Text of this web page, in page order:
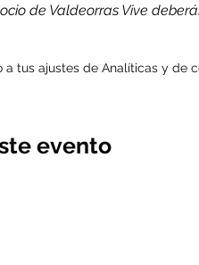
de Valdeorras Vive
tus ajustes de Analíticas y de
evento